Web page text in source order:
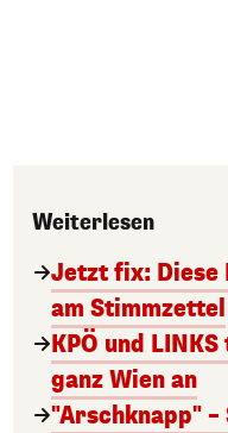
Weiterlesen
Jetzt fix: Diese
am Stimmzettel
KPÖ und
ganz Wien an
"Arschknapp"